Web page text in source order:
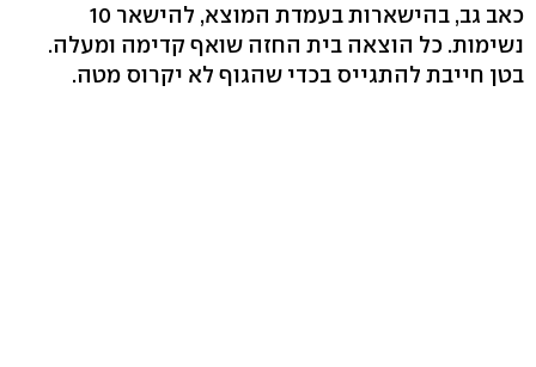
כאב גב, בהישארות בעמדת המוצא, להישאר 10
נשימות. כל הוצאה בית החזה שואף קדימה ומעלה.
בטן חייבת להתגייס בכדי שהגוף לא יקרוס מטה.